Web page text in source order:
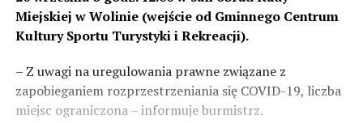
Miejskiej w Wolinie (wejście od Gminnego Centrum
Kultury Sportu Turystyki i Rekreacji).
– Z uwagi na uregulowania prawne związane z
zapobieganiem rozprzestrzeniania się COVID-19, liczba
miejsc ograniczona – informuje burmistrz.